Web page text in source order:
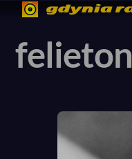
content
felieton